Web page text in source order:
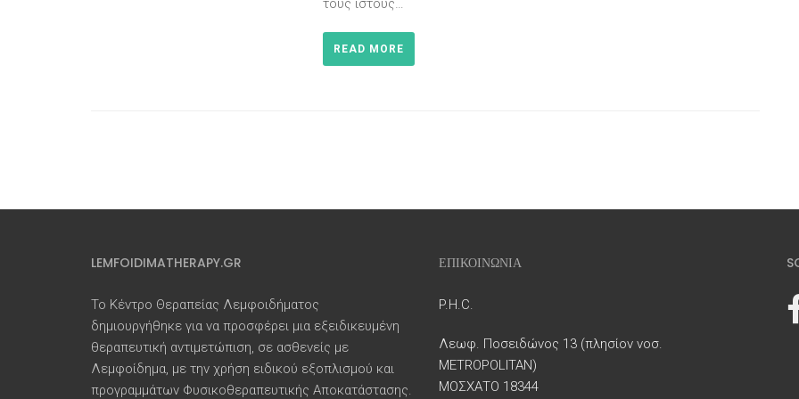
τους ιστούς…
READ MORE
LEMFOIDIMATHERAPY.GR
Το Κέντρο Θεραπείας Λεμφοιδήματος
δημιουργήθηκε για να προσφέρει μια εξειδικευμένη
θεραπευτική αντιμετώπιση, σε ασθενείς με
Λεμφοίδημα, με την χρήση ειδικού εξοπλισμού και
προγραμμάτων Φυσικοθεραπευτικής Αποκατάστασης.
ΕΠΙΚΟΙΝΩΝΙΑ
P.H.C.
Λεωφ. Ποσειδώνος 13 (πλησίον νοσ.
METROPOLITAN)
ΜΟΣΧΑΤΟ 18344